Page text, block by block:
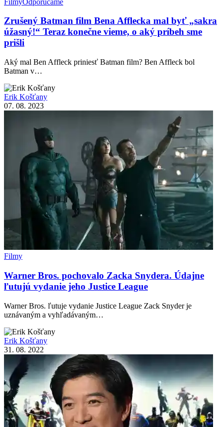
Zrušený Batman film Bena Afflecka mal byť „sakra
úžasný!“ Teraz konečne vieme, o aký príbeh sme
prišli
Aký mal Ben Affleck priniesť Batman film? Ben Affleck bol
Batman v…
Erik Košťany
07. 08. 2023
Filmy
Warner Bros. pochovalo Zacka Snydera. Údajne
ľutujú vydanie jeho Justice League
Warner Bros. ľutuje vydanie Justice League Zack Snyder je
uznávaným a vyhľadávaným…
Erik Košťany
31. 08. 2022